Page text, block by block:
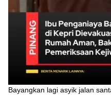
Bayangkan lagi asyik jalan